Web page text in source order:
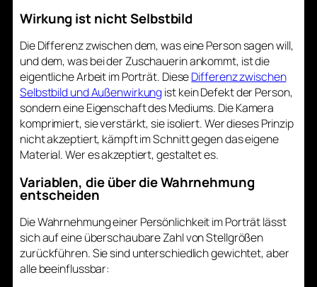
Wirkung ist nicht Selbstbild
Die Differenz zwischen dem, was eine Person sagen will,
und dem, was bei der Zuschauerin ankommt, ist die
eigentliche Arbeit im Porträt. DieseDifferenz zwischen
Selbstbild und Außenwirkungist kein Defekt der Person,
sondern eine Eigenschaft des Mediums. Die Kamera
komprimiert, sie verstärkt, sie isoliert. Wer dieses Prinzip
nicht akzeptiert, kämpft im Schnitt gegen das eigene
Material. Wer es akzeptiert, gestaltet es.
Variablen, die über die Wahrnehmung
entscheiden
Die Wahrnehmung einer Persönlichkeit im Porträt lässt
sich auf eine überschaubare Zahl von Stellgrößen
zurückführen. Sie sind unterschiedlich gewichtet, aber
alle beeinflussbar: